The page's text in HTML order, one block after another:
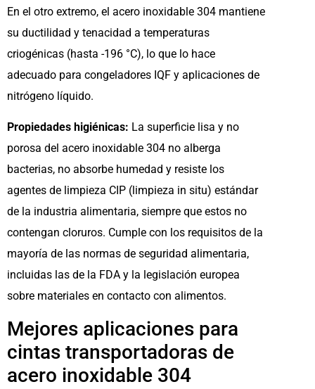
En el otro extremo, el acero inoxidable 304 mantiene
su ductilidad y tenacidad a temperaturas
criogénicas (hasta -196 °C), lo que lo hace
adecuado para congeladores IQF y aplicaciones de
nitrógeno líquido.
Propiedades higiénicas: La superficie lisa y no
porosa del acero inoxidable 304 no alberga
bacterias, no absorbe humedad y resiste los
agentes de limpieza CIP (limpieza in situ) estándar
de la industria alimentaria, siempre que estos no
contengan cloruros. Cumple con los requisitos de la
mayoría de las normas de seguridad alimentaria,
incluidas las de la FDA y la legislación europea
sobre materiales en contacto con alimentos.
Mejores aplicaciones para
cintas transportadoras de
acero inoxidable 304